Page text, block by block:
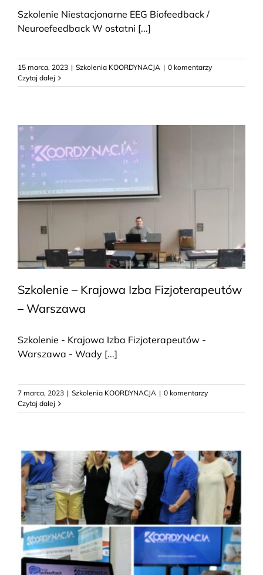
Szkolenie Niestacjonarne EEG Biofeedback /
Neuroefeedback W ostatni [...]
15 marca, 2023 | Szkolenia KOORDYNACJA | 0 komentarzy
Czytaj dalej
Szkolenie – Krajowa Izba Fizjoterapeutów
– Warszawa
Szkolenie - Krajowa Izba Fizjoterapeutów -
Warszawa - Wady [...]
7 marca, 2023 | Szkolenia KOORDYNACJA | 0 komentarzy
Czytaj dalej